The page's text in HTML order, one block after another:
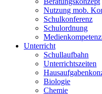
Nutzung mob.
Schulkonferenz
Schulordnung
Unterricht
Schullaufbahn
Unterrichtszeiten
Biologie
Chemie